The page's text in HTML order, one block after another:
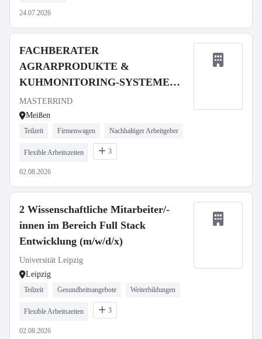
24.07.2026
FACHBERATER
AGRARPRODUKTE &
KUHMONITORING-SYSTEME
(M/W/D) in der Region Sachsen (30
Std./Woche)
MASTERRIND
Meißen
Teilzeit Firmenwagen Nachhaltiger Arbeitgeber
Flexible Arbeitszeiten 3
02.08.2026
2 Wissenschaftliche Mitarbeiter/-
innen im Bereich Full Stack
Entwicklung (m/w/d/x)
Universität Leipzig
Leipzig
Teilzeit Gesundheitsangebote Weiterbildungen
Flexible Arbeitszeiten 3
02.08.2026